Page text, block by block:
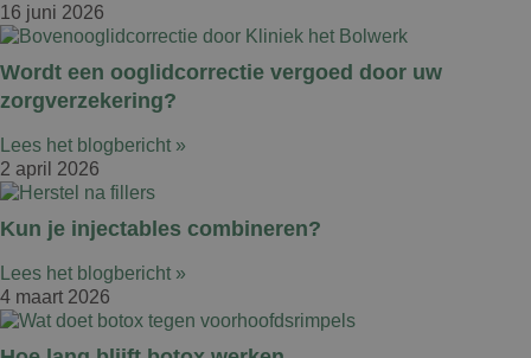
16 juni 2026
Wordt een ooglidcorrectie vergoed door uw
zorgverzekering?
Lees het blogbericht »
2 april 2026
Kun je injectables combineren?
Lees het blogbericht »
4 maart 2026